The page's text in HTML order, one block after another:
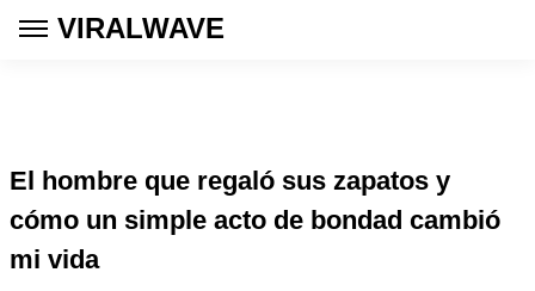
VIRALWAVE
El hombre que regaló sus zapatos y
cómo un simple acto de bondad cambió
mi vida